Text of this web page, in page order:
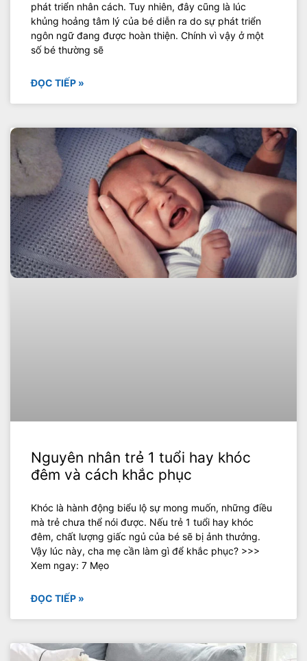
phát triển nhân cách. Tuy nhiên, đây cũng là lúc
khủng hoảng tâm lý của bé diễn ra do sự phát triển
ngôn ngữ đang được hoàn thiện. Chính vì vậy ở một
số bé thường sẽ
ĐỌC TIẾP »
Nguyên nhân trẻ 1 tuổi hay khóc
đêm và cách khắc phục
Khóc là hành động biểu lộ sự mong muốn, những điều
mà trẻ chưa thể nói được. Nếu trẻ 1 tuổi hay khóc
đêm, chất lượng giấc ngủ của bé sẽ bị ảnh thưởng.
Vậy lúc này, cha mẹ cần làm gì để khắc phục? >>>
Xem ngay: 7 Mẹo
ĐỌC TIẾP »